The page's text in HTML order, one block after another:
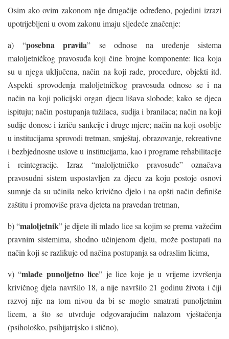
Osim ako ovim zakonom nije drugačije određeno, pojedini izrazi
upotrijebljeni u ovom zakonu imaju sljedeće značenje:
a) “posebna pravila” se odnose na uređenje sistema
maloljetničkog pravosuđa koji čine brojne komponente: lica koja
su u njega uključena, način na koji rade, procedure, objekti itd.
Aspekti sprovođenja maloljetničkog pravosuđa odnose se i na
način na koji policijski organ djecu lišava slobode; kako se djeca
ispituju; način postupanja tužilaca, sudija i branilaca; način na koji
sudije donose i izriču sankcije i druge mjere; način na koji osoblje
u institucijama sprovodi tretman, smještaj, obrazovanje, rekreativne
i bezbjednosne uslove u institucijama, kao i programe rehabilitacije
i reintegracije. Izraz “maloljetničko pravosuđe” označava
pravosudni sistem uspostavljen za djecu za koju postoje osnovi
sumnje da su učinila neko krivično djelo i na opšti način definiše
zaštitu i promoviše prava djeteta na pravedan tretman,
b) “maloljetnik” je dijete ili mlado lice sa kojim se prema važećim
pravnim sistemima, shodno učinjenom djelu, može postupati na
način koji se razlikuje od načina postupanja sa odraslim licima,
v) “mlađe punoljetno lice” je lice koje je u vrijeme izvršenja
krivičnog djela navršilo 18, a nije navršilo 21 godinu života i čiji
razvoj nije na tom nivou da bi se moglo smatrati punoljetnim
licem, a što se utvrđuje odgovarajućim nalazom vještačenja
(psihološko, psihijatrijsko i slično),